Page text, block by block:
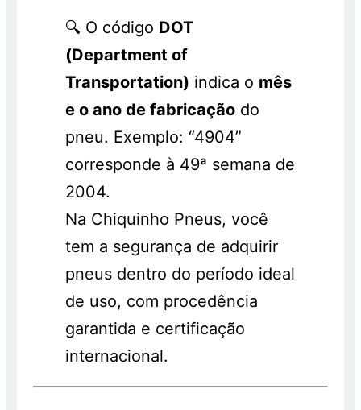
🔍 O código DOT
(Department of
Transportation) indica o mês
e o ano de fabricação do
pneu. Exemplo: “4904”
corresponde à 49ª semana de
2004.
Na Chiquinho Pneus, você
tem a segurança de adquirir
pneus dentro do período ideal
de uso, com procedência
garantida e certificação
internacional.